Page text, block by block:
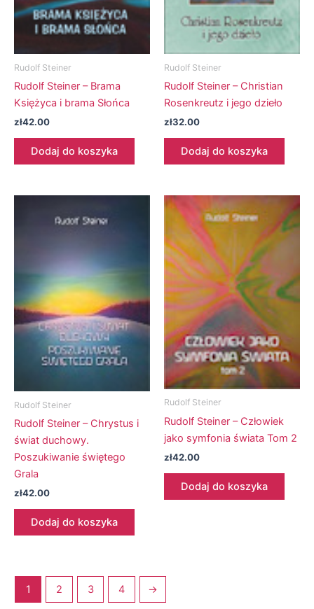
Rudolf Steiner
Rudolf Steiner – Brama
Księżyca i brama Słońca
zł42.00
Dodaj do koszyka
Rudolf Steiner
Rudolf Steiner – Christian
Rosenkreutz i jego dzieło
zł32.00
Dodaj do koszyka
Rudolf Steiner
Rudolf Steiner – Chrystus i
świat duchowy.
Poszukiwanie świętego
Grala
zł42.00
Dodaj do koszyka
Rudolf Steiner
Rudolf Steiner – Człowiek
jako symfonia świata Tom 2
zł42.00
Dodaj do koszyka
1 2 3 4 →